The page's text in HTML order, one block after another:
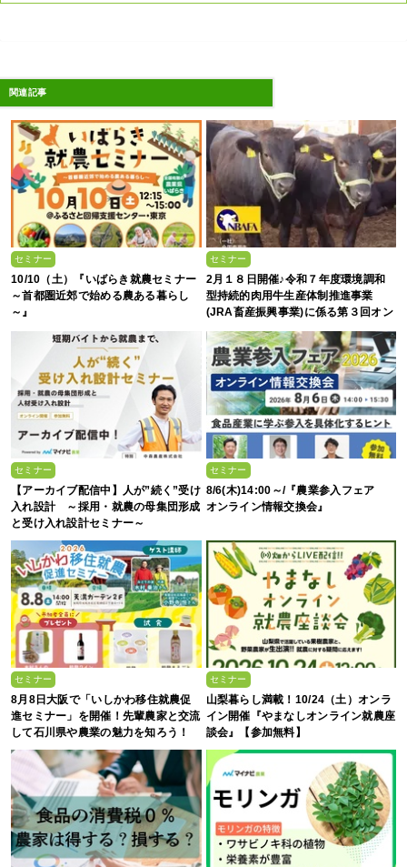
関連記事
セミナー
10/10（土）『いばらき就農セミナー
～首都圏近郊で始める農ある暮らし
～』
セミナー
2月１８日開催♪令和７年度環境調和
型持続的肉用牛生産体制推進事業
(JRA畜産振興事業)に係る第３回オン
セミナー
【アーカイブ配信中】人が”続く”受け
入れ設計 ～採用・就農の母集団形成
と受け入れ設計セミナー～
セミナー
8/6(木)14:00～/『農業参入フェア
オンライン情報交換会』
セミナー
8月8日大阪で「いしかわ移住就農促
進セミナー」を開催！先輩農家と交流
して石川県や農業の魅力を知ろう！
セミナー
山梨暮らし満載！10/24（土）オンラ
イン開催『やまなしオンライン就農座
談会』【参加無料】